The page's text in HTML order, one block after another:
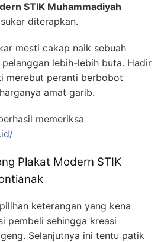
STIK Muhammadiyah
diterapkan.
mesti cakap naik sebuah
lebih-lebih buta. Hadir
merebut peranti berbobot
amat garib.
memeriksa
Plakat Modern STIK
keterangan yang kena
pembeli sehingga kreasi
Selanjutnya ini tentu patik